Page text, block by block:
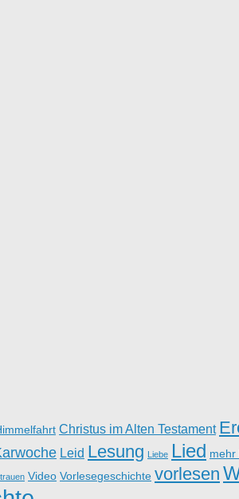
Christus im Alten Testament
Leid Lesung Liebe Lied mehr
Video Vorlesegeschichte vorlesen